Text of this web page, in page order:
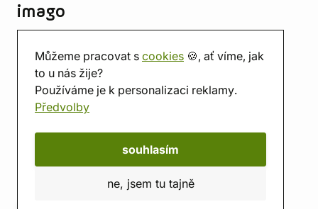
Můžeme pracovat s cookies 🍪, ať víme, jak
to u nás žije?
Používáme je k personalizaci reklamy.
Předvolby
souhlasím
ne, jsem tu tajně
imago
Prodejna
Herna
O nás
Hodnocení obchodu